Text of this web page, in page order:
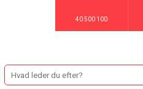
40 500 100